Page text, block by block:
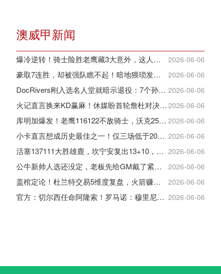
澳威甲新闻
爆冷逆转！骑士险胜老鹰藏3大意外，这人彻底沦为季后赛鸡肋 2026-06-06
豪取7连胜，却被强队瞧不起！暗地猥琐发育，雷霆卫冕的劲敌来了 2026-06-06
DocRivers刚入选名人堂就暗示退役：7个孙辈等不起了 2026-06-06
火记直言换来KD赢麻！休媒盼首轮詹杜对决：湖人内部生嫌隙利火箭2026-06-06
库明加爆发！老鹰116122不敌骑士，沃克25+4+2+2，约翰逊12+11+6 2026-06-06
小卡直言想成历史最佳之一！仅三场低于20+入巅峰保底最佳三阵 2026-06-06
活塞137111大胜雄鹿，坎宁安复出13+10，杜伦21分9板 2026-06-06
公牛新帅人选还没定，老板先给GM戴了紧箍咒 2026-06-06
盖棺定论！杜兰特交易5维度复盘，火箭赚大了，太阳只赢在未来 2026-06-06
官方：切尔西任命阿隆索！罗马诺：穆里尼奥对重返皇马感到激动！ 2026-06-06